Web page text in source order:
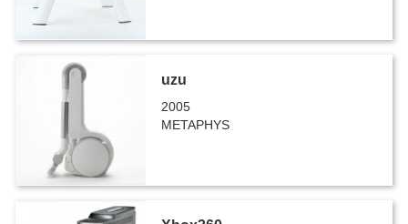
uzu
2005
METAPHYS